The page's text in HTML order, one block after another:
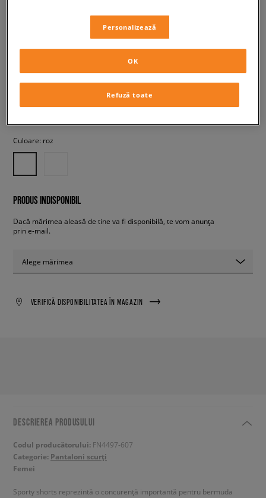
JORDAN PANTALONI SCURȚI
femei, pantaloni scurți
199,99 RON
Culoare: roz
PRODUS INDISPONIBIL
Dacă mărimea aleasă de tine va fi disponibilă, te vom anunța
prin e-mail.
Alege mărimea
VERIFICĂ DISPONIBILITATEA ÎN MAGAZIN
DESCRIEREA PRODUSULUI
Codul producătorului: FN4497-607
Categorie: Pantaloni scurți
Femei
Sporty shorts reprezintă o concurență importantă pentru bermuda
Personalizează
Refuză toate
OK